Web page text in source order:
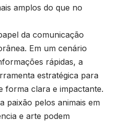
amplos do que no
da comunicação
Em um cenário
rápidas, a
estratégica para
forma clara e impactante.
paixão pelos animais em
e arte podem